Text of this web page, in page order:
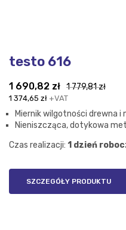
testo 616
1 779,81zł
1
1 690,82 zł
1
1 374,65 zł +VAT
Miernik wilgotności drewna i
Nieniszcząca, dotykowa
Czas realizacji: 1 dzień
SZCZEGÓŁY PRODUKTU